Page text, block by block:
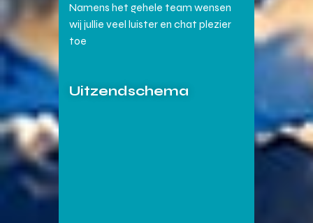
Namens het gehele team wensen
wij jullie veel luister en chat plezier
toe
Uitzendschema